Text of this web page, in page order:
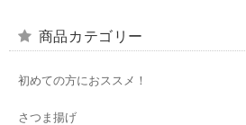
商品カテゴリー
初めての方におススメ！
さつま揚げ